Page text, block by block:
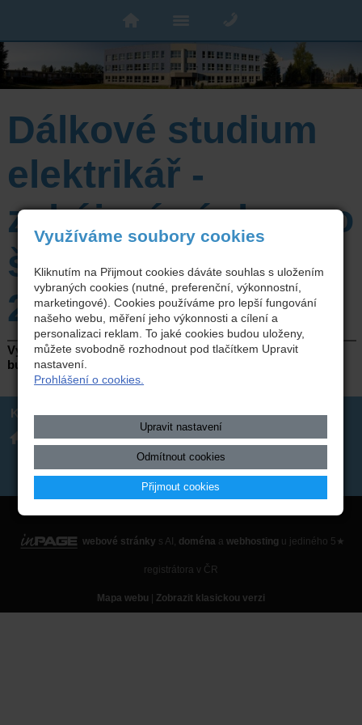
Dálkové studium
elektrikář -
zahájení výuky pro
školní rok
2026/2027
Výuka bude zahájena 2. 9. 2026 ve 13.30 hod., učebna U13,
budova B2 – 1. patro.
Kontakt
Integrovaná střední škola
317 723 131
skola(zavináč)isstbn.cz
Datová schránka: rzpw2gi
Twitter
webové stránky s AI, doména a webhosting u jediného 5★
registrátora v ČR
Mapa webu Zobrazit klasickou verzi
Využíváme soubory cookies
Kliknutím na Přijmout cookies dáváte souhlas s uložením
vybraných cookies (nutné, preferenční, výkonnostní,
marketingové). Cookies používáme pro lepší fungování
našeho webu, měření jeho výkonnosti a cílení a
personalizaci reklam. To jaké cookies budou uloženy,
můžete svobodně rozhodnout pod tlačítkem Upravit
nastavení.
Prohlášení o cookies.
Upravit nastavení
Odmítnout cookies
Přijmout cookies